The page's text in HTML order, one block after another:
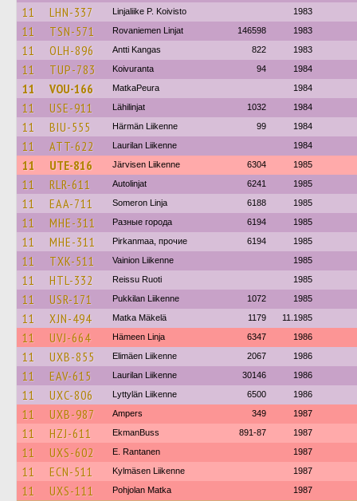
11
LHN-337 Linjaliike P. Koivisto 1983
11 TSN-571 Rovaniemen Linjat 146598 1983
11 OLH-896 Antti Kangas 822 1983
11 TUP-783 Koivuranta 94 1984
11 VOU-166 MatkaPeura 1984
11 USE-911 Lähilinjat 1032 1984
11 BIU-555 Härmän Liikenne 99 1984
11 ATT-622 Laurilan Liikenne 1984
11 UTE-816 Järvisen Liikenne 6304 1985
11 RLR-611 Autolinjat 6241 1985
11 EAA-711 Someron Linja 6188 1985
11 MHE-311 Разные города 6194 1985
11 MHE-311 Pirkanmaa, прочие 6194 1985
11 TXK-511 Vainion Liikenne 1985
11 HTL-332 Reissu Ruoti 1985
11 USR-171 Pukkilan Liikenne 1072 1985
11 XJN-494 Matka Mäkelä 1179 11.1985
11 UVJ-664 Hämeen Linja 6347 1986
11 UXB-855 Elimäen Liikenne 2067 1986
11 EAV-615 Laurilan Liikenne 30146 1986
11 UXC-806 Lyttylän Liikenne 6500 1986
11 UXB-987 Ampers 349 1987
11 HZJ-611 EkmanBuss 891-87 1987
11 UXS-602 E. Rantanen 1987
11 ECN-511 Kylmäsen Liikenne 1987
11 UXS-111 Pohjolan Matka 1987